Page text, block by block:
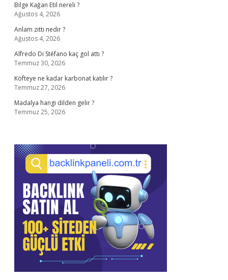
Bilge Kağan Etil nereli ?
Ağustos 4, 2026
Anlam zıttı nedir ?
Ağustos 4, 2026
Alfredo Di Stéfano kaç gol attı ?
Temmuz 30, 2026
Köfteye ne kadar karbonat katılır ?
Temmuz 27, 2026
Madalya hangi dilden gelir ?
Temmuz 25, 2026